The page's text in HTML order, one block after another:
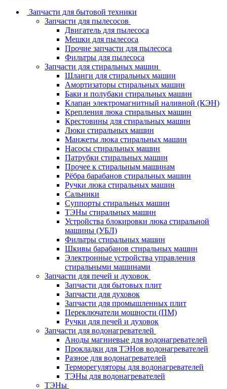
Запчасти для бытовой техники
Запчасти для пылесосов
Двигатель для пылесоса
Мешки для пылесоса
Прочие запчасти для пылесоса
Фильтры для пылесоса
Запчасти для стиральных машин
Шланги для стиральных машин
Амортизаторы стиральных машин
Баки и полубаки стиральных машин
Клапан электромагнитный наливной (КЭН)
Крепления люка стиральных машин
Крестовины для стиральных машин
Люки стиральных машин
Манжеты люка стиральных машин
Насосы стиральных машин
Патрубки стиральных машин
Прочее к стиральным машинам
Рёбра барабанов стиральных машин
Ручки люка стиральных машин
Сальники
Суппорты стиральных машин
ТЭНы стиральных машин
Устройства блокировки люка стиральной
машины (УБЛ)
Фильтры стиральных машин
Шкивы барабанов стиральных машин
Электронные устройства управления
стиральными машинами
Запчасти для печей и духовок
Запчасти для бытовых плит
Запчасти для духовок
Запчасти для промышленных плит
Переключатели мощности (ПМ)
Ручки для печей и духовок
Запчасти для водонагревателей
Аноды магниевые для водонагревателей
Прокладки для ТЭНов водонагревателей
Разное для водонагревателей
Терморегуляторы для водонагревателей
ТЭНы для водонагревателей
ТЭНы